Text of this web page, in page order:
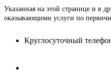
Указанная на этой странице и в
оказывающими услуги по
Круглосуточный